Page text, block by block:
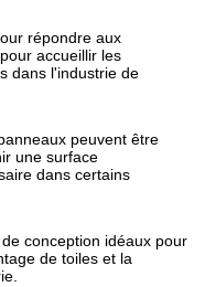
répondre aux
accueillir les
dans l'industrie de
peuvent être
une surface
dans certains
conception idéaux pour
de toiles et la